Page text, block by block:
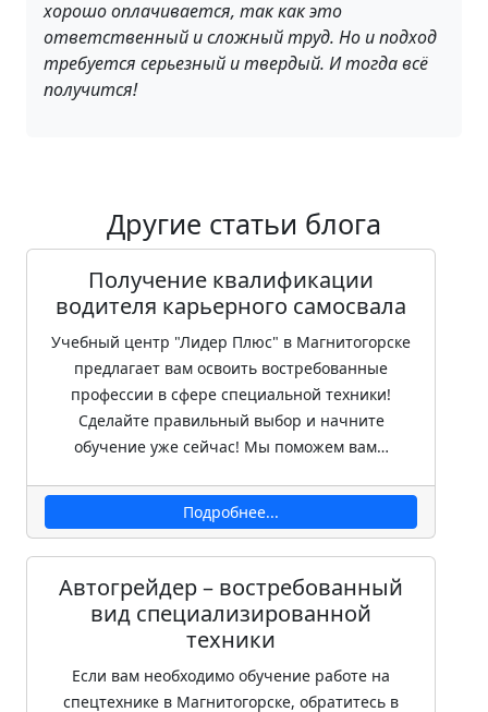
хорошо оплачивается, так как это
ответственный и сложный труд. Но и подход
требуется серьезный и твердый. И тогда всё
получится!
Другие статьи блога
Получение квалификации
водителя карьерного самосвала
Учебный центр "Лидер Плюс" в Магнитогорске
предлагает вам освоить востребованные
профессии в сфере специальной техники!
Сделайте правильный выбор и начните
обучение уже сейчас! Мы поможем вам…
Подробнее...
Автогрейдер – востребованный
вид специализированной
техники
Если вам необходимо обучение работе на
спецтехнике в Магнитогорске, обратитесь в